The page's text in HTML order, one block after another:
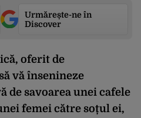
Urmărește-ne în
Discover
oferit de
vă însenineze
de savoarea unei cafele
femei către soțul ei,